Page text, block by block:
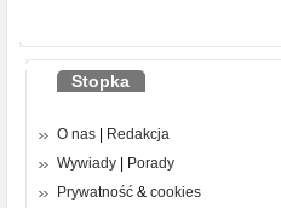
Stopka
O nas
Redakcja
Wywiady
Porady
Prywatność & cookies